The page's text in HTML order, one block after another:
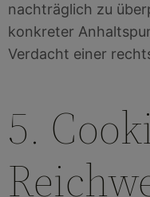
nachträglich zu
konkreter
Verdacht einer
5.